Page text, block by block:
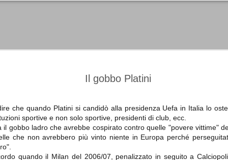
Il gobbo Platini
che quando Platini si candidò alla presidenza Uefa in Italia lo
sportive e non solo sportive, presidenti di club, ecc.
il gobbo ladro che avrebbe cospirato contro quelle "povere vittime"
che non avrebbero più vinto niente in Europa perché
quando il Milan del 2006/07, penalizzato in seguito a
dell’estate 2006, sembrava
il corso degli eventi che si
condannando irreversibilmente.
SEP
15
Manchester City -
Juventus 1-2
Manchester conquistandosi tre
SEP
12
Juventus - Chievo 1-1
La Juventus esce con un
misero punto dallo Juventus